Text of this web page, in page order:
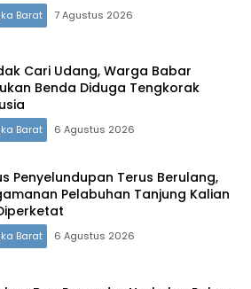
Barat 7 Agustus 2026
Cari Udang, Warga Babar
Benda Diduga Tengkorak
Barat 6 Agustus 2026
Penyelundupan Terus Berulang,
Pelabuhan Tanjung Kalian
Barat 6 Agustus 2026